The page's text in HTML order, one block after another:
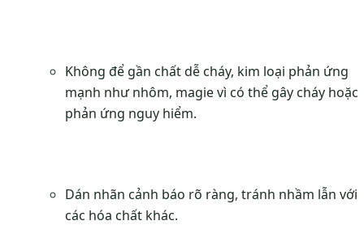
Không để gần chất dễ cháy, kim loại phản ứng
mạnh như nhôm, magie vì có thể gây cháy hoặc
phản ứng nguy hiểm.
Dán nhãn cảnh báo rõ ràng, tránh nhầm lẫn với
các hóa chất khác.